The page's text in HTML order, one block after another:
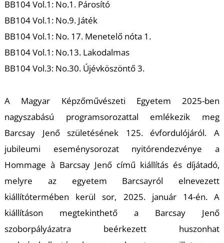
BB104 Vol.1: No.1. Párosító
BB104 Vol.1: No.9. Játék
BB104 Vol.1: No. 17. Menetelő nóta 1.
BB104 Vol.1: No.13. Lakodalmas
BB104 Vol.3: No.30. Újévköszöntő 3.
A Magyar Képzőművészeti Egyetem 2025-ben
nagyszabású programsorozattal emlékezik meg
Barcsay Jenő születésének 125. évfordulójáról. A
jubileumi eseménysorozat nyitórendezvénye a
Hommage à Barcsay Jenő című kiállítás és díjátadó,
melyre az egyetem Barcsayról elnevezett
kiállítótermében kerül sor, 2025. január 14-én. A
kiállításon megtekinthető a Barcsay Jenő
szoborpályázatra beérkezett huszonhat